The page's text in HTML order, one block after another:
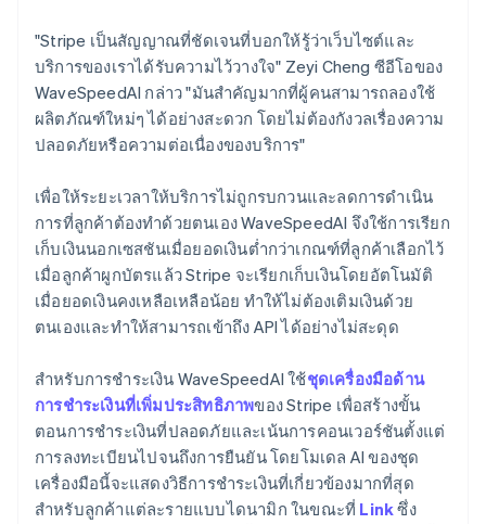
"Stripe เป็นสัญญาณที่ชัดเจนที่บอกให้รู้ว่าเว็บไซต์และ
บริการของเราได้รับความไว้วางใจ" Zeyi Cheng ซีอีโอของ
WaveSpeedAI กล่าว "มันสำคัญมากที่ผู้คนสามารถลองใช้
ผลิตภัณฑ์ใหม่ๆ ได้อย่างสะดวก โดยไม่ต้องกังวลเรื่องความ
ปลอดภัยหรือความต่อเนื่องของบริการ"
เพื่อให้ระยะเวลาให้บริการไม่ถูกรบกวนและลดการดำเนิน
การที่ลูกค้าต้องทำด้วยตนเอง WaveSpeedAI จึงใช้การเรียก
เก็บเงินนอกเซสชันเมื่อยอดเงินต่ำกว่าเกณฑ์ที่ลูกค้าเลือกไว้
เมื่อลูกค้าผูกบัตรแล้ว Stripe จะเรียกเก็บเงินโดยอัตโนมัติ
เมื่อยอดเงินคงเหลือเหลือน้อย ทำให้ไม่ต้องเติมเงินด้วย
ตนเองและทำให้สามารถเข้าถึง API ได้อย่างไม่สะดุด
สำหรับการชำระเงิน WaveSpeedAI ใช้ชุดเครื่องมือด้าน
การชำระเงินที่เพิ่มประสิทธิภาพของ Stripe เพื่อสร้างขั้น
ตอนการชำระเงินที่ปลอดภัยและเน้นการคอนเวอร์ชันตั้งแต่
การลงทะเบียนไปจนถึงการยืนยัน โดยโมเดล AI ของชุด
เครื่องมือนี้จะแสดงวิธีการชำระเงินที่เกี่ยวข้องมากที่สุด
สำหรับลูกค้าแต่ละรายแบบไดนามิก ในขณะที่ Linkซึ่ง